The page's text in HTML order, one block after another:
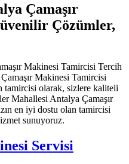
Çamaşır
Çözümler,
Makinesi Tamircisi Tercih
Makinesi Tamircisi
tamircisi olarak, sizlere kaliteli
Mahallesi Antalya Çamaşır
en iyi dostu olan tamircisi
sunuyoruz.
Servisi